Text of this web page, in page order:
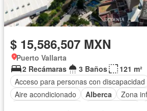
$ 15,586,507 MXN
Puerto Vallarta
2 Recámaras
3 Baños
121 m²
Acceso para personas con discapacidad
Aire acondicionado
Alberca Zona